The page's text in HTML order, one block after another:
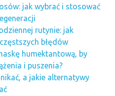
jak wybrać i stosować
rutynie: jak
błędów
humektantową, by
i puszenia?
a jakie alternatywy